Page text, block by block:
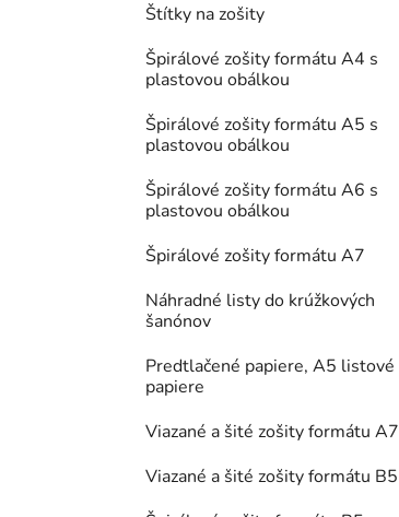
Štítky na zošity
Špirálové zošity formátu A4 s
plastovou obálkou
Špirálové zošity formátu A5 s
plastovou obálkou
Špirálové zošity formátu A6 s
plastovou obálkou
Špirálové zošity formátu A7
Náhradné listy do krúžkových
šanónov
Predtlačené papiere, A5 listové
papiere
Viazané a šité zošity formátu A7
Viazané a šité zošity formátu B5